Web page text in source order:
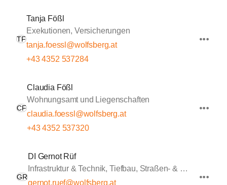
TF
Tanja Fößl
Exekutionen, Versicherungen
tanja.foessl@wolfsberg.at
+43 4352 537284
CF
Claudia Fößl
Wohnungsamt und Liegenschaften
claudia.foessl@wolfsberg.at
+43 4352 537320
GR
DI Gernot Rüf
Infrastruktur & Technik, Tiefbau, Straßen- & Wasserbau
gernot.ruef@wolfsberg.at